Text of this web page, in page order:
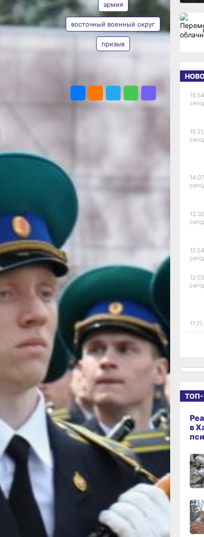
присяге
года
в войска
службе ВВО,
по сезону,
будет
РФ
на военную
силы
133
начали
начались с 15
право
видах
и результатов
авиации,
эшелонов,
воинских
«в новых
в
призыву
внимание
спортивных
роты 200
спорта».
армия
восточный военный округ
призыв
15:21,
11:21,
ТОП-
в